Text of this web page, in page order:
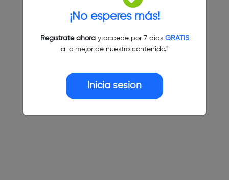
¡No esperes más!
Regístrate ahoray accede por 7 días GRATIS
a lo mejor de nuestro contenido."
Inicia sesión